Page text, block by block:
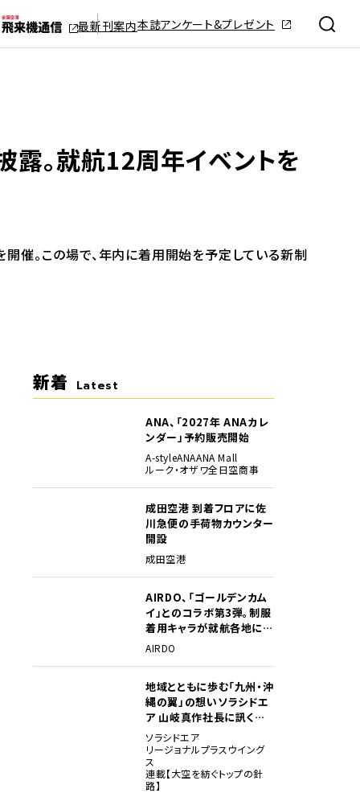
最新刊案内本誌アンケート&プレゼント
露。就航12周年イベントを
催。この場で、年内に着用開始を予定している新制
新着 Latest
ANA、「2027年 ANAカレ
ンダー」予約販売開始
A-styleANAANA Mall
ルーク・オザワ全日空商事
成田空港 到着フロアに佐
川急便の手荷物カウンター
開設
成田空港
AIRDO、「ゴールデンカム
イ」とのコラボ第3弾。制服
着用キャラが就航各地に登
場
AIRDO
地域とともに歩む「九州・沖
縄の翼」の想い――ソラシドエ
ア 山岐真作社長に訊く就
任1年の手応え
ソラシドエア
リージョナルプラスウイング
ス
連載【大空を紡ぐトップの針
路】